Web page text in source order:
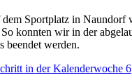
Sportplatz in
konnten wir in der
beendet werden.
in der Kalenderwoche 6